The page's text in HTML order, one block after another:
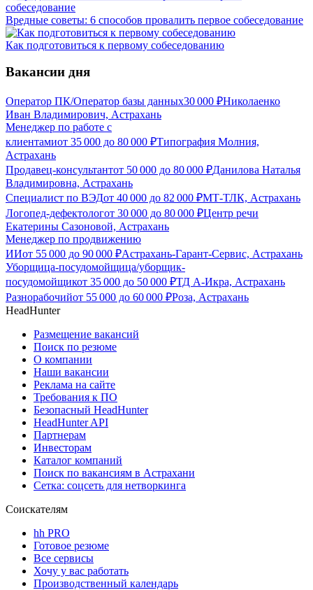
Вредные советы: 6 способов провалить первое собеседование
Как подготовиться к первому собеседованию
Вакансии дня
Оператор ПК/Оператор базы данных30 000 ₽Николаенко
Иван Владимирович, Астрахань
Менеджер по работе с
клиентамиот 35 000 до 80 000 ₽Типография Молния,
Астрахань
Продавец-консультантот 50 000 до 80 000 ₽Данилова Наталья
Владимировна, Астрахань
Специалист по ВЭДот 40 000 до 82 000 ₽МТ-ТЛК, Астрахань
Логопед-дефектологот 30 000 до 80 000 ₽Центр речи
Екатерины Сазоновой, Астрахань
Менеджер по продвижению
ИИот 55 000 до 90 000 ₽Астрахань-Гарант-Сервис, Астрахань
Уборщица-посудомойщица/уборщик-
посудомойщикот 35 000 до 50 000 ₽ТД А-Икра, Астрахань
Разнорабочийот 55 000 до 60 000 ₽Роза, Астрахань
HeadHunter
Размещение вакансий
Поиск по резюме
О компании
Наши вакансии
Реклама на сайте
Требования к ПО
Безопасный HeadHunter
HeadHunter API
Партнерам
Инвесторам
Каталог компаний
Поиск по вакансиям в Астрахани
Сетка: соцсеть для нетворкинга
Соискателям
hh PRO
Готовое резюме
Все сервисы
Хочу у вас работать
Производственный календарь